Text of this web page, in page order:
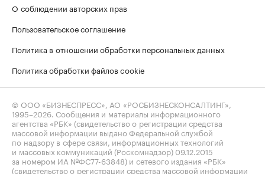
О соблюдении авторских прав
Пользовательское соглашение
Политика в отношении обработки персональных данных
Политика обработки файлов cookie
© ООО «БИЗНЕСПРЕСС», АО «РОСБИЗНЕСКОНСАЛТИНГ»,
1995–2026 . Сообщения и материалы информационного
агентства «РБК» (свидетельство о регистрации средства
массовой информации выдано Федеральной службой
по надзору в сфере связи, информационных технологий
и массовых коммуникаций (Роскомнадзор) 09.12.2015
за номером ИА №ФС77-63848) и сетевого издания «РБК»
(свидетельство о регистрации средства массовой информации